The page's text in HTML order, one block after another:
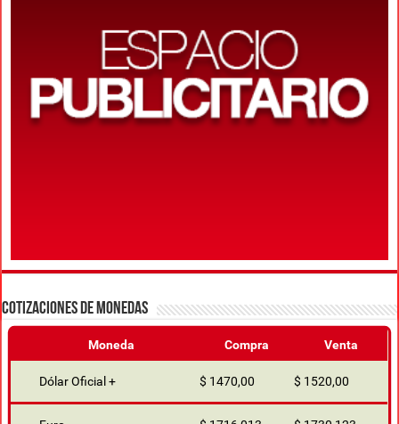
$ 1716,013 $ 1730,123
Real $ 292,836 $ 292,837